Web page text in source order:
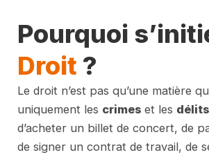
Pourquoi
Droit ?
Le droit n’est pas qu’une matière
uniquement les crimes et les délits
d’acheter un billet de concert, de
de signer un contrat de travail, de